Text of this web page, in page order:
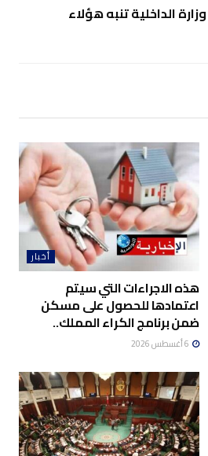
الداخلية تنبه هؤلاء
أخبار
هذه الاجراءات التي سيتم
اعتمادها للحصول على مسكن
ضمن برنامج الكراء المملك..